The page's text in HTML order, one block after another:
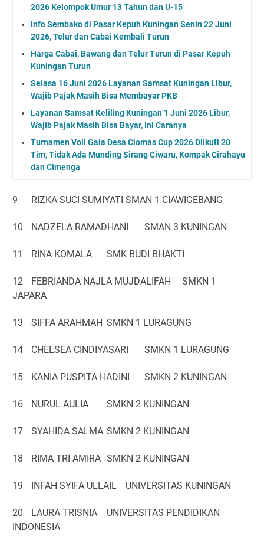
2026 Kelompok Umur 13 Tahun dan U-15
Info Sembako di Pasar Kepuh Kuningan Senin 22 Juni
2026, Telur dan Cabai Kembali Turun
Harga Cabai, Bawang dan Telur Turun di Pasar Kepuh
Kuningan Turun
Selasa 16 Juni 2026 Layanan Samsat Kuningan Libur,
Wajib Pajak Masih Bisa Membayar PKB
Layanan Samsat Keliling Kuningan 1 Juni 2026 Libur,
Wajib Pajak Masih Bisa Bayar, Ini Caranya
Turnamen Voli Gala Desa Ciomas Cup 2026 Diikuti 20
Tim, Tidak Ada Munding Sirang Ciwaru, Kompak Cirahayu
dan Cimenga
9 RIZKA SUCI SUMIYATI SMAN 1 CIAWIGEBANG
10 NADZELA RAMADHANI SMAN 3 KUNINGAN
11 RINA KOMALA SMK BUDI BHAKTI
12 FEBRIANDA NAJLA MUJDALIFAH
SMKN 1
JAPARA
13 SIFFA ARAHMAH SMKN 1 LURAGUNG
14 CHELSEA CINDIYASARI SMKN 1 LURAGUNG
15 KANIA PUSPITA HADINI SMKN 2 KUNINGAN
16 NURUL AULIA SMKN 2 KUNINGAN
17 SYAHIDA SALMA SMKN 2 KUNINGAN
18 RIMA TRI AMIRA SMKN 2 KUNINGAN
19 INFAH SYIFA UL'LAIL UNIVERSITAS KUNINGAN
20 LAURA TRISNIA
UNIVERSITAS PENDIDIKAN
INDONESIA